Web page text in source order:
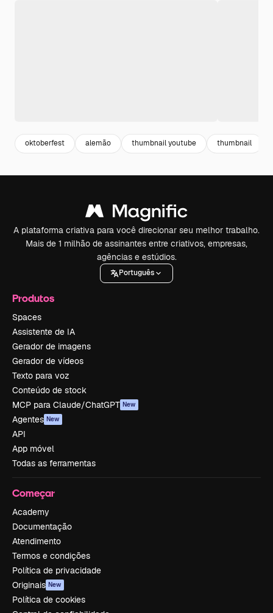
oktoberfest alemão thumbnail youtube thumbnail
A plataforma criativa para você direcionar seu melhor trabalho.
Mais de 1 milhão de assinantes entre criativos, empresas,
agências e estúdios.
Português
Produtos
Spaces
Assistente de IA
Gerador de imagens
Gerador de vídeos
Texto para voz
Conteúdo de stock
MCP para Claude/ChatGPT New
Agentes New
API
App móvel
Todas as ferramentas
Começar
Academy
Documentação
Atendimento
Termos e condições
Política de privacidade
Originais New
Política de cookies